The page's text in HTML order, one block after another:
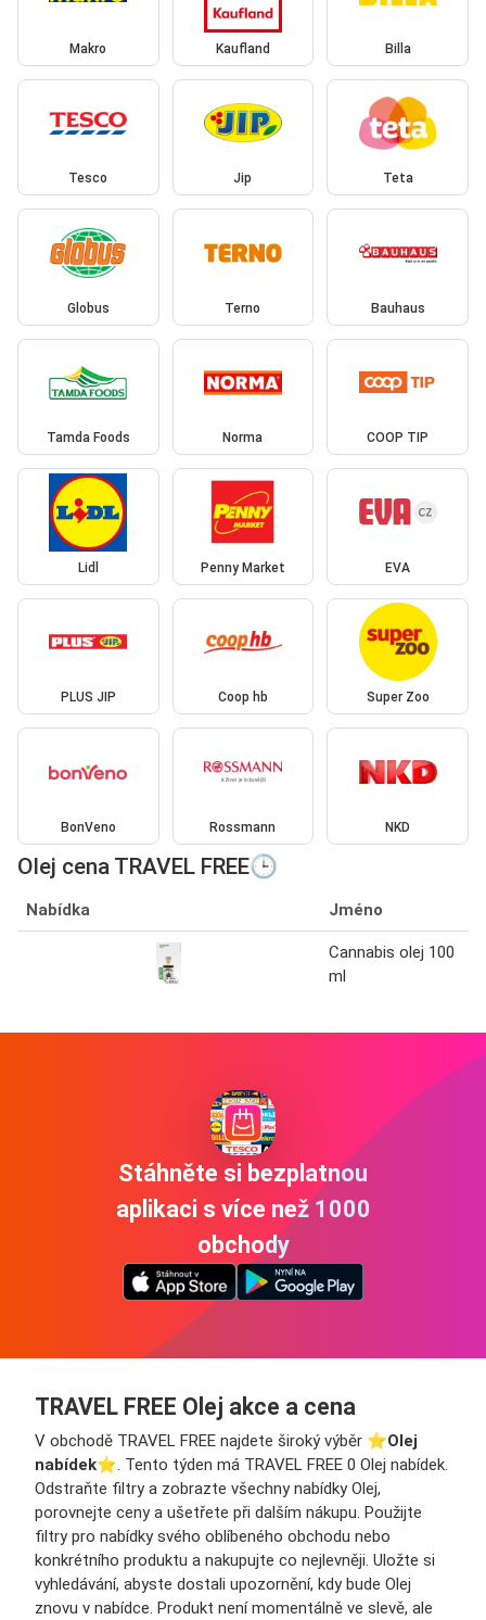
Makro Kaufland Billa
Tesco Jip Teta
Globus Terno Bauhaus
Tamda Foods Norma COOP TIP
Lidl Penny Market EVA
PLUS JIP Coop hb Super Zoo
BonVeno Rossmann NKD
Olej cena TRAVEL FREE🕒
Nabídka Jméno
Cannabis olej 100
ml
Stáhněte si bezplatnou
aplikaci s více než 1000
obchody
TRAVEL FREE Olej akce a cena
V obchodě TRAVEL FREE najdete široký výběr ⭐️Olej
nabídek⭐️. Tento týden má TRAVEL FREE 0 Olej nabídek.
Odstraňte filtry a zobrazte všechny nabídky Olej,
porovnejte ceny a ušetřete při dalším nákupu. Použijte
filtry pro nabídky svého oblíbeného obchodu nebo
konkrétního produktu a nakupujte co nejlevněji. Uložte si
vyhledávání, abyste dostali upozornění, kdy bude Olej
znovu v nabídce. Produkt není momentálně ve slevě, ale